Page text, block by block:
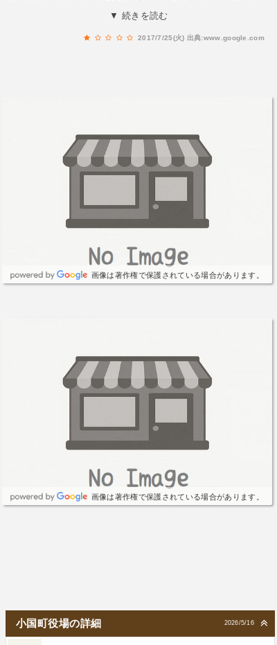
は、2 〜 3回 終了（ 4度目の心に残っているの
▼ 続きを読む
2017/7/25(火) 出典:www.google.com
画像は著作権で保護されている場合があります。
画像は著作権で保護されている場合があります。
2026/5/16
小国町役場の詳細